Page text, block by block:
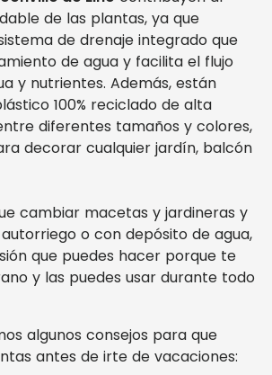
de las plantas, ya que
de drenaje integrado que
de agua y facilita el flujo
y nutrientes. Además, están
100% reciclado de alta
diferentes tamaños y colores,
decorar cualquier jardín, balcón
cambiar macetas y jardineras y
o con depósito de agua,
que puedes hacer porque te
y las puedes usar durante todo
algunos consejos para que
antes de irte de vacaciones: